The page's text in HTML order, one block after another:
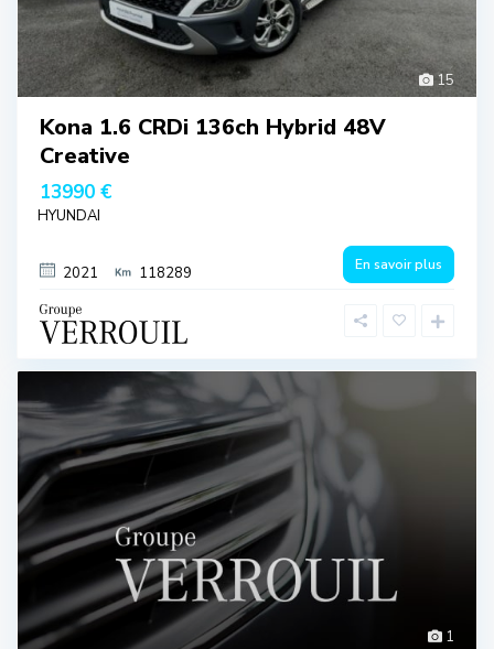
15
Kona 1.6 CRDi 136ch Hybrid 48V
Creative
13990 €
HYUNDAI
2021 118289 En savoir plus
1